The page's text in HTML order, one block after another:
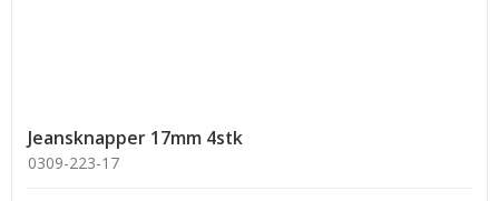
Jeansknapper 17mm 4stk
0309-223-17